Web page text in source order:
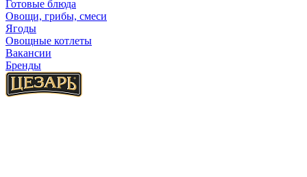
Готовые блюда
Овощи, грибы, смеси
Ягоды
Овощные котлеты
Вакансии
Бренды